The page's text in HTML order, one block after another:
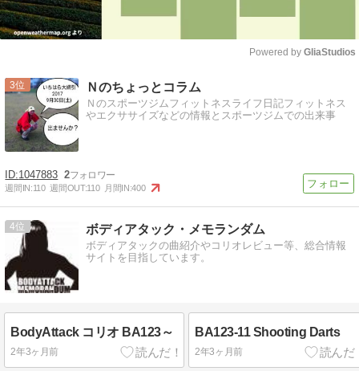
Powered by GliaStudios
3 Ｎのちょっとコラム
Ｎのスポーツジムフィットネスライフ日記フィットネス
やエクササイズなどの情報とスポーツジムでの出来事
1047883 2
週間IN:110 週間OUT:110 月間IN:400
4 ボディアタック・メモランダム
ボディアタックの曲紹介やコリオレビュー等、総合情報
サイトを目指しています。
BodyAttack コリオ BA123～
2年3ヶ月前
BA123-11 Shooting Darts
2年3ヶ月前